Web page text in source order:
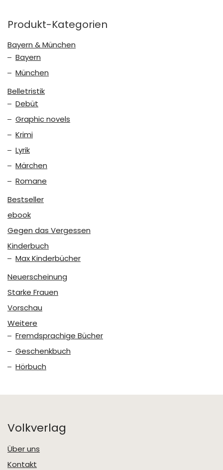
Produkt-Kategorien
Bayern & München
Bayern
München
Belletristik
Debüt
Graphic novels
Krimi
Lyrik
Märchen
Romane
Bestseller
ebook
Gegen das Vergessen
Kinderbuch
Max Kinderbücher
Neuerscheinung
Starke Frauen
Vorschau
Weitere
Fremdsprachige Bücher
Geschenkbuch
Hörbuch
Volkverlag
Über uns
Kontakt